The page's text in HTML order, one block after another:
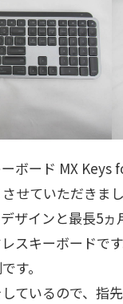
ボード MX Keys
せていただきまし
ザインと最長5ヵ
スキーボードで
す。
ているので、指